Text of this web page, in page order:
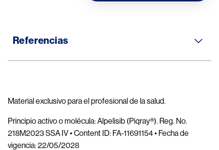
Referencias
Material exclusivo para el profesional de la salud.
Principio activo o molécula: Alpelisib (Piqray®). Reg. No.
218M2023 SSA IV • Content ID: FA-11691154 • Fecha de
vigencia: 22/05/2028